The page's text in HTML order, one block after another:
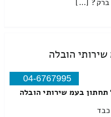
ברק? […]
שירותי הובלה
04-6767995
תחתון בעמ שירותי הובלה